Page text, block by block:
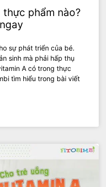
phẩm nào?
sự phát triển của bé.
sinh mà phải hấp thụ
A có trong thực
tìm hiểu trong bài viết